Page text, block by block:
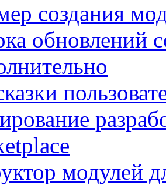
создания
обновлений
модулей